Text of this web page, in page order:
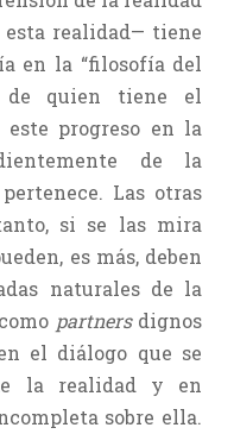
realidad— tiene
en la “filosofía del
de quien tiene el
progreso en la
de la
Las otras
si se las mira
es más, deben
naturales de la
partnersdignos
el diálogo que se
la realidad y en
sobre ella.